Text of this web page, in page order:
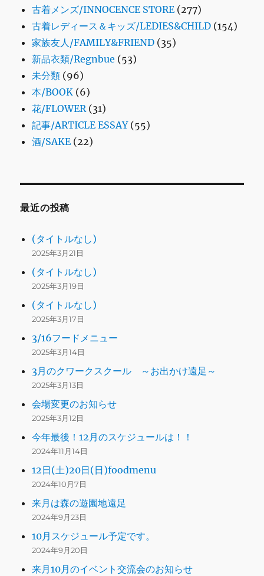
古着メンズ/INNOCENCE STORE (277)
古着レディース＆キッズ/LEDIES&CHILD (154)
家族友人/FAMILY&FRIEND (35)
新品衣類/Regnbue (53)
未分類 (96)
本/BOOK (6)
花/FLOWER(31)
記事/ARTICLE ESSAY(55)
酒/SAKE (22)
最近の投稿
(タイトルなし)
2025年3月21日
(タイトルなし)
2025年3月19日
(タイトルなし)
2025年3月17日
3/16フードメニュー
2025年3月14日
3月のクワークスクール ～お出かけ遠足～
2025年3月13日
会場変更のお知らせ
2025年3月12日
今年最後！12月のスケジュールは！！
2024年11月14日
12日(土)20日(日)foodmenu
2024年10月7日
来月は森の遊園地遠足
2024年9月23日
10月スケジュール予定です。
2024年9月20日
来月10月のイベント交流会のお知らせ